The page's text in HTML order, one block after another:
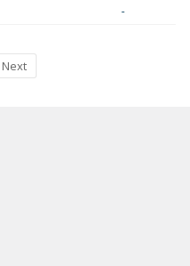
-
Next